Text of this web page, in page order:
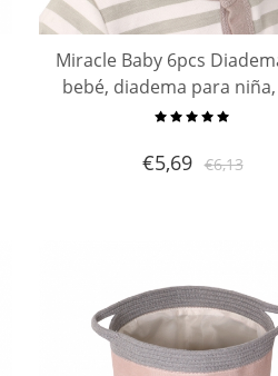
Miracle Baby 6pcs
bebé, diadema para
recién nacido
€5,69 €6,13